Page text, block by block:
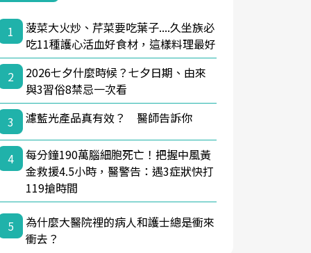
1
菠菜大火炒、芹菜要吃葉子....久坐族必
吃11種護心活血好食材，這樣料理最好
2
2026七夕什麼時候？七夕日期、由來
與3習俗8禁忌一次看
3
濾藍光產品真有效？ 醫師告訴你
4
每分鐘190萬腦細胞死亡！把握中風黃
金救援4.5小時，醫警告：遇3症狀快打
119搶時間
5
為什麼大醫院裡的病人和護士總是衝來
衝去？